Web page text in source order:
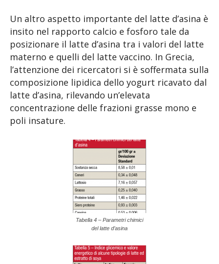
Un altro aspetto importante del latte d’asina è
insito nel rapporto calcio e fosforo tale da
posizionare il latte d’asina tra i valori del latte
materno e quelli del latte vaccino. In Grecia,
l’attenzione dei ricercatori si è soffermata sulla
composizione lipidica dello yogurt ricavato dal
latte d’asina, rilevando un’elevata
concentrazione delle frazioni grasse mono e
poli insature.
Tabella 4 – Parametri chimici
del latte d’asina